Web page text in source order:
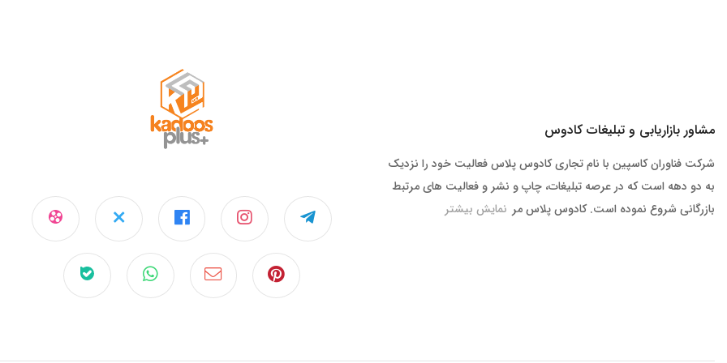
مشاور بازاریابی و تبلیغات کادوس
شرکت فناوران کاسپین با نام تجاری کادوس پلاس فعالیت خود را نزدیک
به دو دهه است که در عرصه تبلیغات، چاپ و نشر و فعالیت های مرتبط
بازرگانی شروع نموده است. کادوس پلاس مر نمایش بیشتر